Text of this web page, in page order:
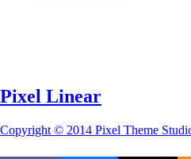
Pixel Linear
Copyright © 2014 Pixel Theme